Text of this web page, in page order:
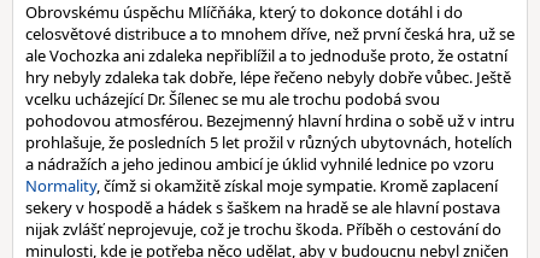
Obrovskému úspěchu Mlíčňáka, který to dokonce dotáhl i do
celosvětové distribuce a to mnohem dříve, než první česká hra, už se
ale Vochozka ani zdaleka nepřiblížil a to jednoduše proto, že ostatní
hry nebyly zdaleka tak dobře, lépe řečeno nebyly dobře vůbec. Ještě
vcelku ucházející Dr. Šílenec se mu ale trochu podobá svou
pohodovou atmosférou. Bezejmenný hlavní hrdina o sobě už v intru
prohlašuje, že posledních 5 let prožil v různých ubytovnách, hotelích
a nádražích a jeho jedinou ambicí je úklid vyhnilé lednice po vzoru
Normality, čímž si okamžitě získal moje sympatie. Kromě zaplacení
sekery v hospodě a hádek s šaškem na hradě se ale hlavní postava
nijak zvlášť neprojevuje, což je trochu škoda. Příběh o cestování do
minulosti, kde je potřeba něco udělat, aby v budoucnu nebyl zničen